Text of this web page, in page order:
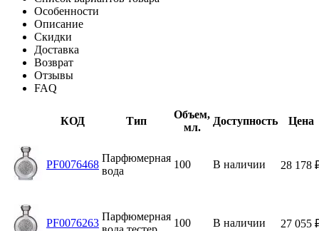
Особенности
Описание
Скидки
Доставка
Возврат
Отзывы
FAQ
КОД Тип
Объем,
мл.
Доступность Цена
PF0076468
Парфюмерная
вода
100 В наличии 28 178
PF0076263
Парфюмерная
100 В наличии 27 055